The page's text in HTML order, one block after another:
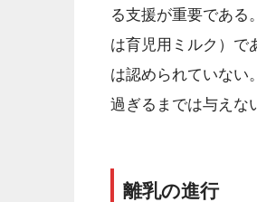
る支援が重要である
は育児用ミルク）で
は認められていない
過ぎるまでは与えな
離乳の進行